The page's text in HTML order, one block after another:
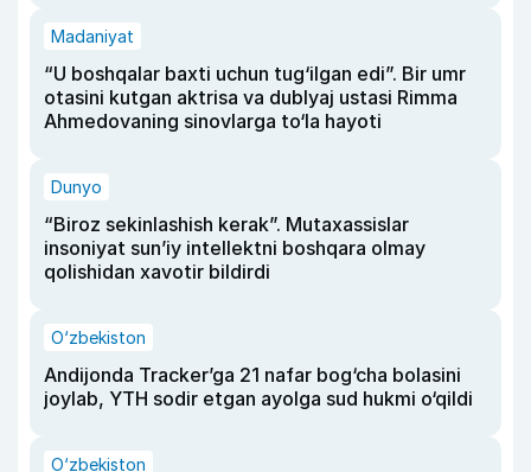
Madaniyat
“U boshqalar baxti uchun tug‘ilgan edi”. Bir umr
otasini kutgan aktrisa va dublyaj ustasi Rimma
Ahmedovaning sinovlarga to‘la hayoti
Dunyo
“Biroz sekinlashish kerak”. Mutaxassislar
insoniyat sun’iy intellektni boshqara olmay
qolishidan xavotir bildirdi
O‘zbekiston
Andijonda Tracker’ga 21 nafar bog‘cha bolasini
joylab, YTH sodir etgan ayolga sud hukmi o‘qildi
O‘zbekiston